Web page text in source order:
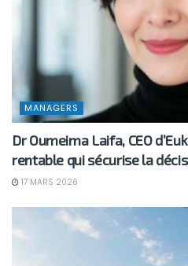
MANAGERS
Dr Oumeima Laifa, CEO
rentable qui sécurise la
17 MARS 2026